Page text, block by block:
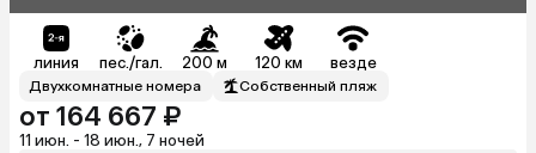
линия пес./гал. 200 м 120 км везде
Двухкомнатные номера Собственный пляж
от 164 667 ₽
11 июн. - 18 июн., 7 ночей